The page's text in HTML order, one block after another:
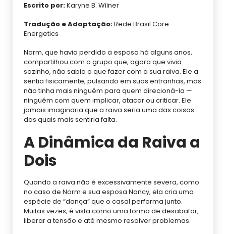
Escrito por:Karyne B. Wilner
Tradução e Adaptação:Rede Brasil Core
Energetics
Norm, que havia perdido a esposa há alguns anos,
compartilhou com o grupo que, agora que vivia
sozinho, não sabia o que fazer com a sua raiva. Ele a
sentia fisicamente, pulsando em suas entranhas, mas
não tinha mais ninguém para quem direcioná-la —
ninguém com quem implicar, atacar ou criticar. Ele
jamais imaginaria que a raiva seria uma das coisas
das quais mais sentiria falta.
A Dinâmica da Raiva a
Dois
Quando a raiva não é excessivamente severa, como
no caso de Norm e sua esposa Nancy, ela cria uma
espécie de “dança” que o casal performa junto.
Muitas vezes, é vista como uma forma de desabafar,
liberar a tensão e até mesmo resolver problemas.